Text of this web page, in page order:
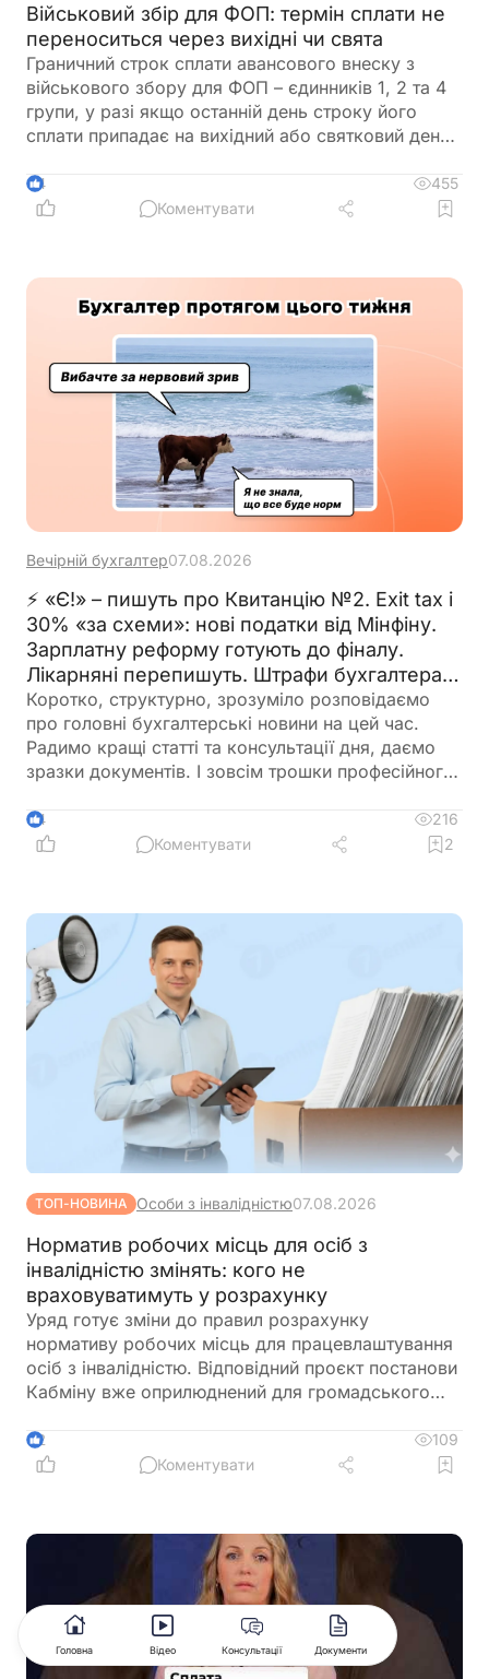
Військовий збір для ФОП: термін сплати не
переноситься через вихідні чи свята
Граничний строк сплати авансового внеску з
військового збору для ФОП – єдинників 1, 2 та 4
групи, у разі якщо останній день строку його
сплати припадає на вихідний або святковий день,
за вихідним або святковим днем
4
455
Коментувати
Вечірній бухгалтер07.08.2026
⚡ «Є!» – пишуть про Квитанцію №2. Exit tax і
30% «за схеми»: нові податки від Мінфіну.
Зарплатну реформу готують до фіналу.
Лікарняні перепишуть. Штрафи бухгалтерам
– теж. 🙋‍♀️ Вечірній бухгалтер від 07.08.2026
Коротко, структурно, зрозуміло розповідаємо
про головні бухгалтерські новини на цей час.
Радимо кращі статті та консультації дня, даємо
зразки документів. І зовсім трошки професійного
4
216
Коментувати
2
ТОП-НОВИНА Особи з інвалідністю07.08.2026
Норматив робочих місць для осіб з
інвалідністю змінять: кого не
враховуватимуть у розрахунку
Уряд готує зміни до правил розрахунку
нормативу робочих місць для працевлаштування
осіб з інвалідністю. Відповідний проєкт постанови
Кабміну вже оприлюднений для громадського
окремі штатні одиниці під час визначення
середньооблікової чисельності працівників.
активних бойових дій
2
109
Коментувати
Головна Відео Консультації Документи